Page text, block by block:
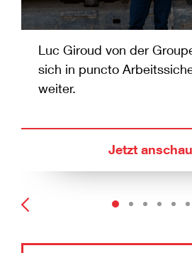
Luc Giroud von der
sich in puncto
weiter.
Jetzt